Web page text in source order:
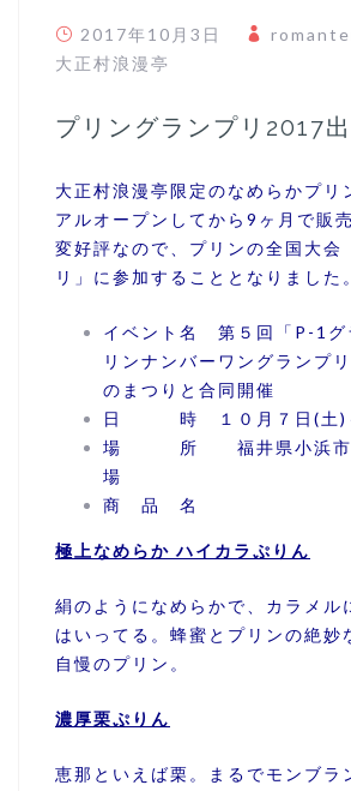
2017年10月3日
大正村浪漫亭
プリングランプリ2017出
大正村浪漫亭限定のなめらかプリ
アルオープンしてから9ヶ月で販
変好評なので、プリンの全国大会
リ」に参加することとなりました。
イベント名 第５回「P-1グ
リンナンバーワングラン
のまつりと合同開催
日 時 １０月７日(土)
場 所 福井県小浜市
場
商 品 名
極上なめらか ハイカラぷりん
絹のようになめらかで、カラメル
はいってる。蜂蜜とプリンの絶妙
自慢のプリン。
濃厚栗ぷりん
恵那といえば栗。まるでモンブラ